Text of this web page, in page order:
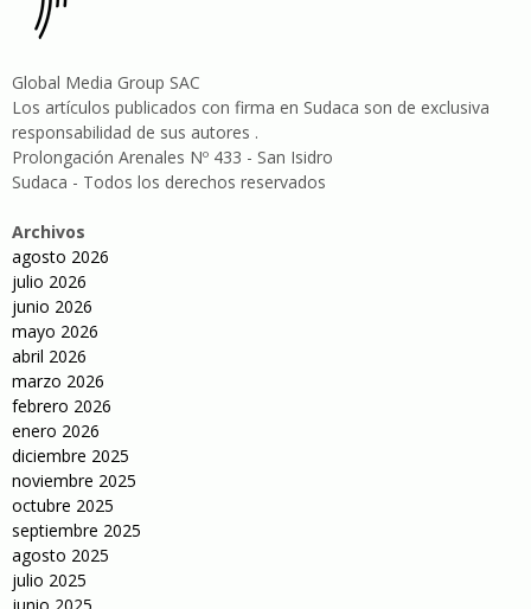
Global Media Group SAC
Los artículos publicados con firma en Sudaca son de exclusiva
responsabilidad de sus autores .
Prolongación Arenales Nº 433 - San Isidro
Sudaca - Todos los derechos reservados
Archivos
agosto 2026
julio 2026
junio 2026
mayo 2026
abril 2026
marzo 2026
febrero 2026
enero 2026
diciembre 2025
noviembre 2025
octubre 2025
septiembre 2025
agosto 2025
julio 2025